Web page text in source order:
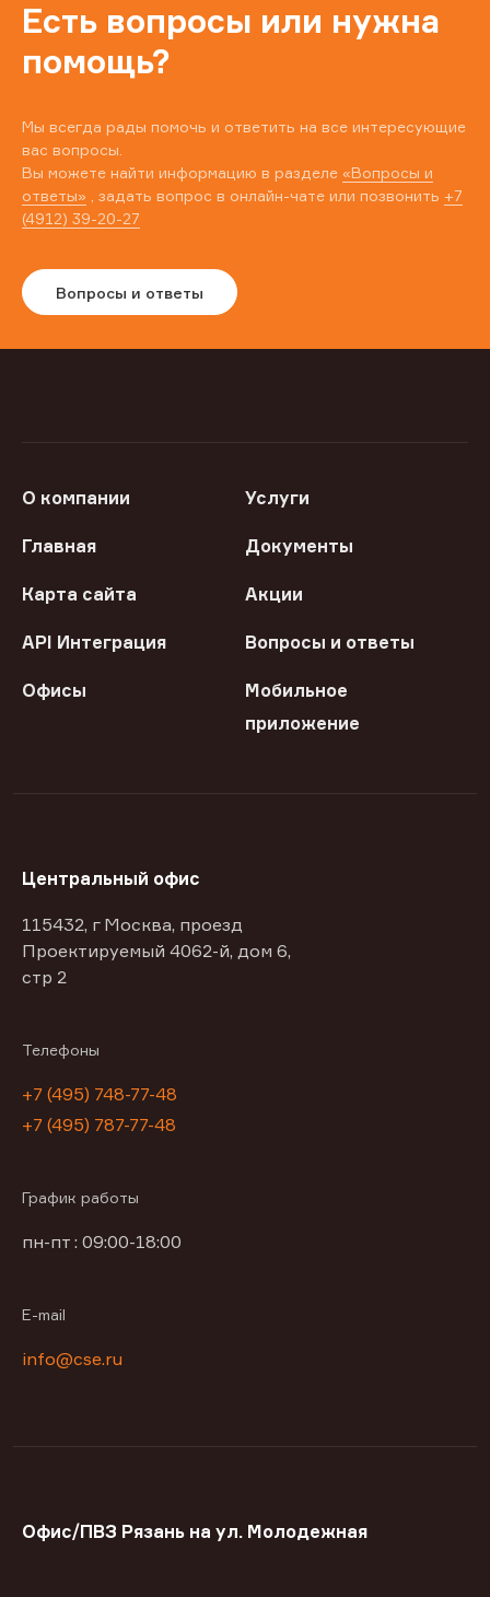
Есть вопросы или нужна
помощь?
Мы всегда рады помочь и ответить на все интересующие
вас вопросы.
Вы можете найти информацию в разделе «Вопросы и
ответы» , задать вопрос в онлайн-чате или позвонить +7
(4912) 39-20-27
Вопросы и ответы
О компании Услуги
Главная Документы
Карта сайта Акции
API Интеграция Вопросы и ответы
Офисы
Мобильное
приложение
Центральный офис
115432, г Москва, проезд
Проектируемый 4062-й, дом 6,
стр 2
Телефоны
+7 (495) 748-77-48
+7 (495) 787-77-48
График работы
пн-пт : 09:00-18:00
E-mail
info@cse.ru
Офис/ПВЗ Рязань на ул. Молодежная